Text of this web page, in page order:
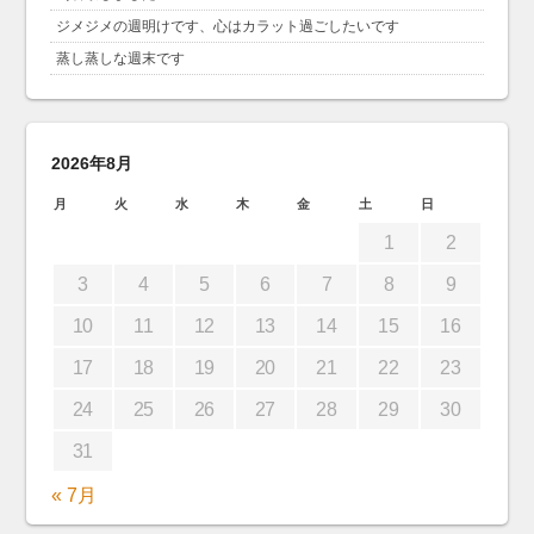
ジメジメの週明けです、心はカラット過ごしたいです
蒸し蒸しな週末です
2026年8月
月 火 水 木 金 土 日
1 2
3 4 5 6 7 8 9
10 11 12 13 14 15 16
17 18 19 20 21 22 23
24 25 26 27 28 29 30
31
« 7月